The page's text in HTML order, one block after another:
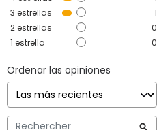
3 estrellas
1
2estrellas
0
1 estrella 0
Ordenar las opiniones